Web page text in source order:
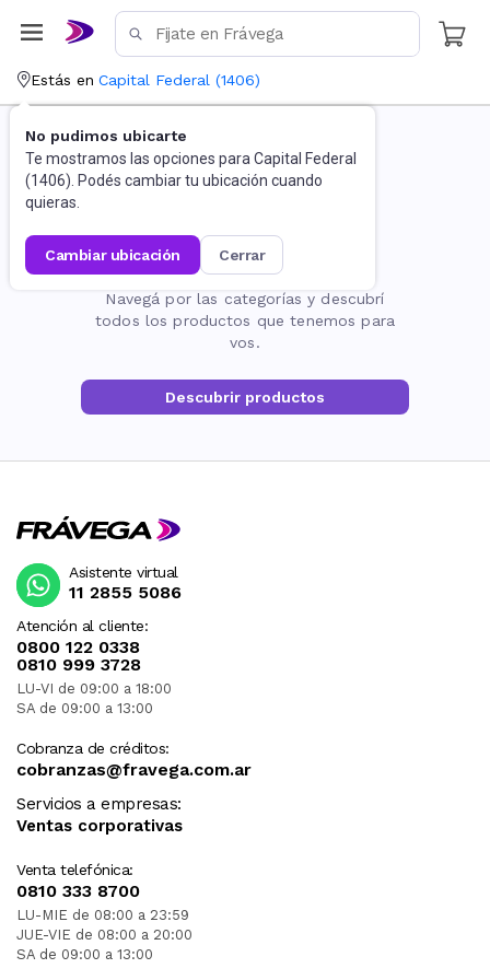
Estás en Capital Federal (1406)
No pudimos ubicarte
Te mostramos las opciones para Capital Federal
(1406). Podés cambiar tu ubicación cuando
quieras.
cambiar ubicación cerrar
La página no existe
Navegá por las categorías y descubrí
todos los productos que tenemos para
vos.
Descubrir productos
Atención al cliente:
0800 122 0338
0810 999 3728
LU-VI de 09:00 a 18:00
SA de 09:00 a 13:00
Cobranza de créditos:
cobranzas@fravega.com.ar
Servicios a empresas:
Ventas corporativas
Venta telefónica:
0810 333 8700
LU-MIE de 08:00 a 23:59
JUE-VIE de 08:00 a 20:00
SA de 09:00 a 13:00
Asistente virtual
11 2855 5086